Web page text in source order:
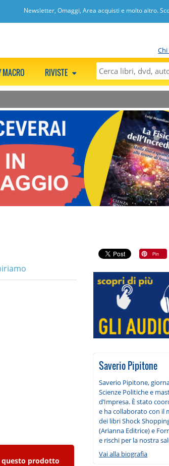
Newsletter, Omaggi, Area acquisti e molto altro.
MACRO RIVISTE
questo prodotto
Saverio Pipitone
Saverio Pipitone,
Scienze Politiche e
d’Impresa. È stato
e ha collaborato con il
dei libri Shock
(Arianna Editrice) e
e rischi per la nostra
Vai alla biografia